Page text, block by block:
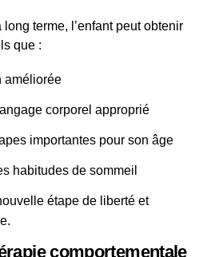
terme, l’enfant peut obtenir
que :
améliorée
corporel approprié
importantes pour son âge
habitudes de sommeil
étape de liberté et
comportementale